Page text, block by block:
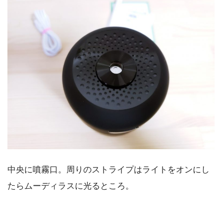
中央に噴霧口。周りのストライプはライトをオンにし
たらムーディラスに光るところ。